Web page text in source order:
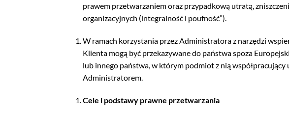
prawem przetwarzaniem oraz przypadkową utratą,
organizacyjnych (integralność i poufność”).
W ramach korzystania przez Administratora z narzędzi
Klienta mogą być przekazywane do państwa spoza
lub innego państwa, w którym podmiot z nią
Administratorem.
Cele i podstawy prawne przetwarzania